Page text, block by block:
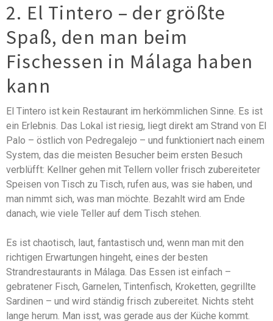
2. El Tintero – der größte
Spaß, den man beim
Fischessen in Málaga haben
kann
El Tintero ist kein Restaurant im herkömmlichen Sinne. Es ist
ein Erlebnis. Das Lokal ist riesig, liegt direkt am Strand von El
Palo – östlich von Pedregalejo – und funktioniert nach einem
System, das die meisten Besucher beim ersten Besuch
verblüfft: Kellner gehen mit Tellern voller frisch zubereiteter
Speisen von Tisch zu Tisch, rufen aus, was sie haben, und
man nimmt sich, was man möchte. Bezahlt wird am Ende
danach, wie viele Teller auf dem Tisch stehen.
Es ist chaotisch, laut, fantastisch und, wenn man mit den
richtigen Erwartungen hingeht, eines der besten
Strandrestaurants in Málaga. Das Essen ist einfach –
gebratener Fisch, Garnelen, Tintenfisch, Kroketten, gegrillte
Sardinen – und wird ständig frisch zubereitet. Nichts steht
lange herum. Man isst, was gerade aus der Küche kommt.